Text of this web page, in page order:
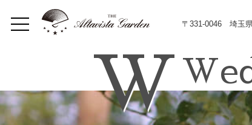
〒331-0046 埼玉
Home
Concept
W